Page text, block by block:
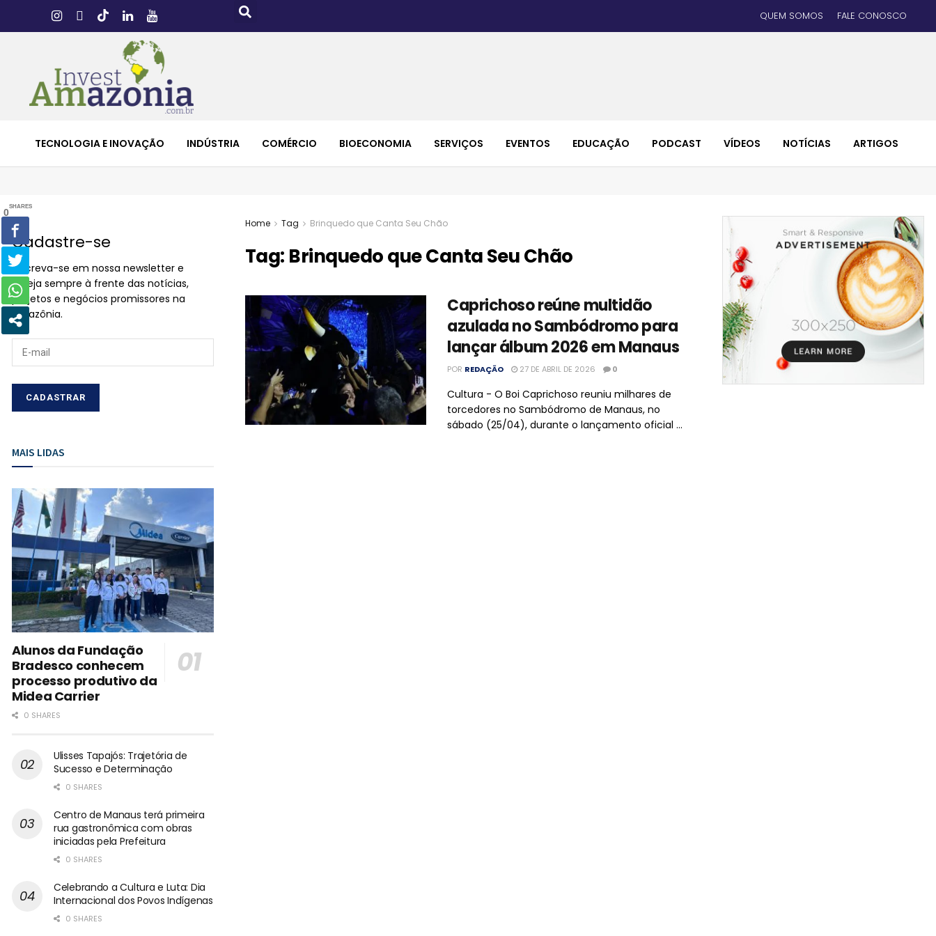
QUEM SOMOS FALE CONOSCO
TECNOLOGIA E INOVAÇÃO INDÚSTRIA COMÉRCIO BIOECONOMIA SERVIÇOS EVENTOS EDUCAÇÃO PODCAST VÍDEOS NOTÍCIAS ARTIGOS
Home Tag Brinquedo que Canta Seu Chão
Tag: Brinquedo que Canta Seu Chão
Caprichoso reúne multidão
azulada no Sambódromo para
lançar álbum 2026 em Manaus
POR REDAÇÃO 27 DE ABRIL DE 2026 0
Cultura - O Boi Caprichoso reuniu milhares de
torcedores no Sambódromo de Manaus, no
sábado (25/04), durante o lançamento oficial ...
Cadastre-se
Inscreva-se em nossa newsletter e
esteja sempre à frente das notícias,
projetos e negócios promissores na
Amazônia.
MAIS LIDAS
Alunos da Fundação
Bradesco conhecem
processo produtivo da
Midea Carrier
0 SHARES
Ulisses Tapajós: Trajetória de
Sucesso e Determinação
0 SHARES
Centro de Manaus terá primeira
rua gastronômica com obras
iniciadas pela Prefeitura
0 SHARES
Celebrando a Cultura e Luta: Dia
Internacional dos Povos Indígenas
0 SHARES
0
SHARES